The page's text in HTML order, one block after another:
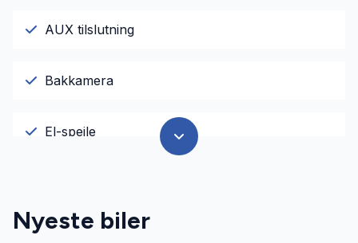
AUX tilslutning
Bakkamera
El-spejle
Fjernbetjent centrallås
Nyeste biler